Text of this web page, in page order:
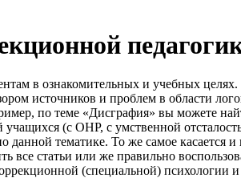
в ознакомительных и учебных
источников и проблем в области
по теме «Дисграфия» вы можете
(с ОНР, с умственной
тематике. То же самое касается
все статьи или же правильно
(специальной) психологии и